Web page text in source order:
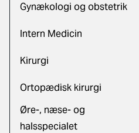
Gynækologi og obstetrik
Intern Medicin
Kirurgi
Ortopædisk kirurgi
Øre-, næse- og
halsspecialet